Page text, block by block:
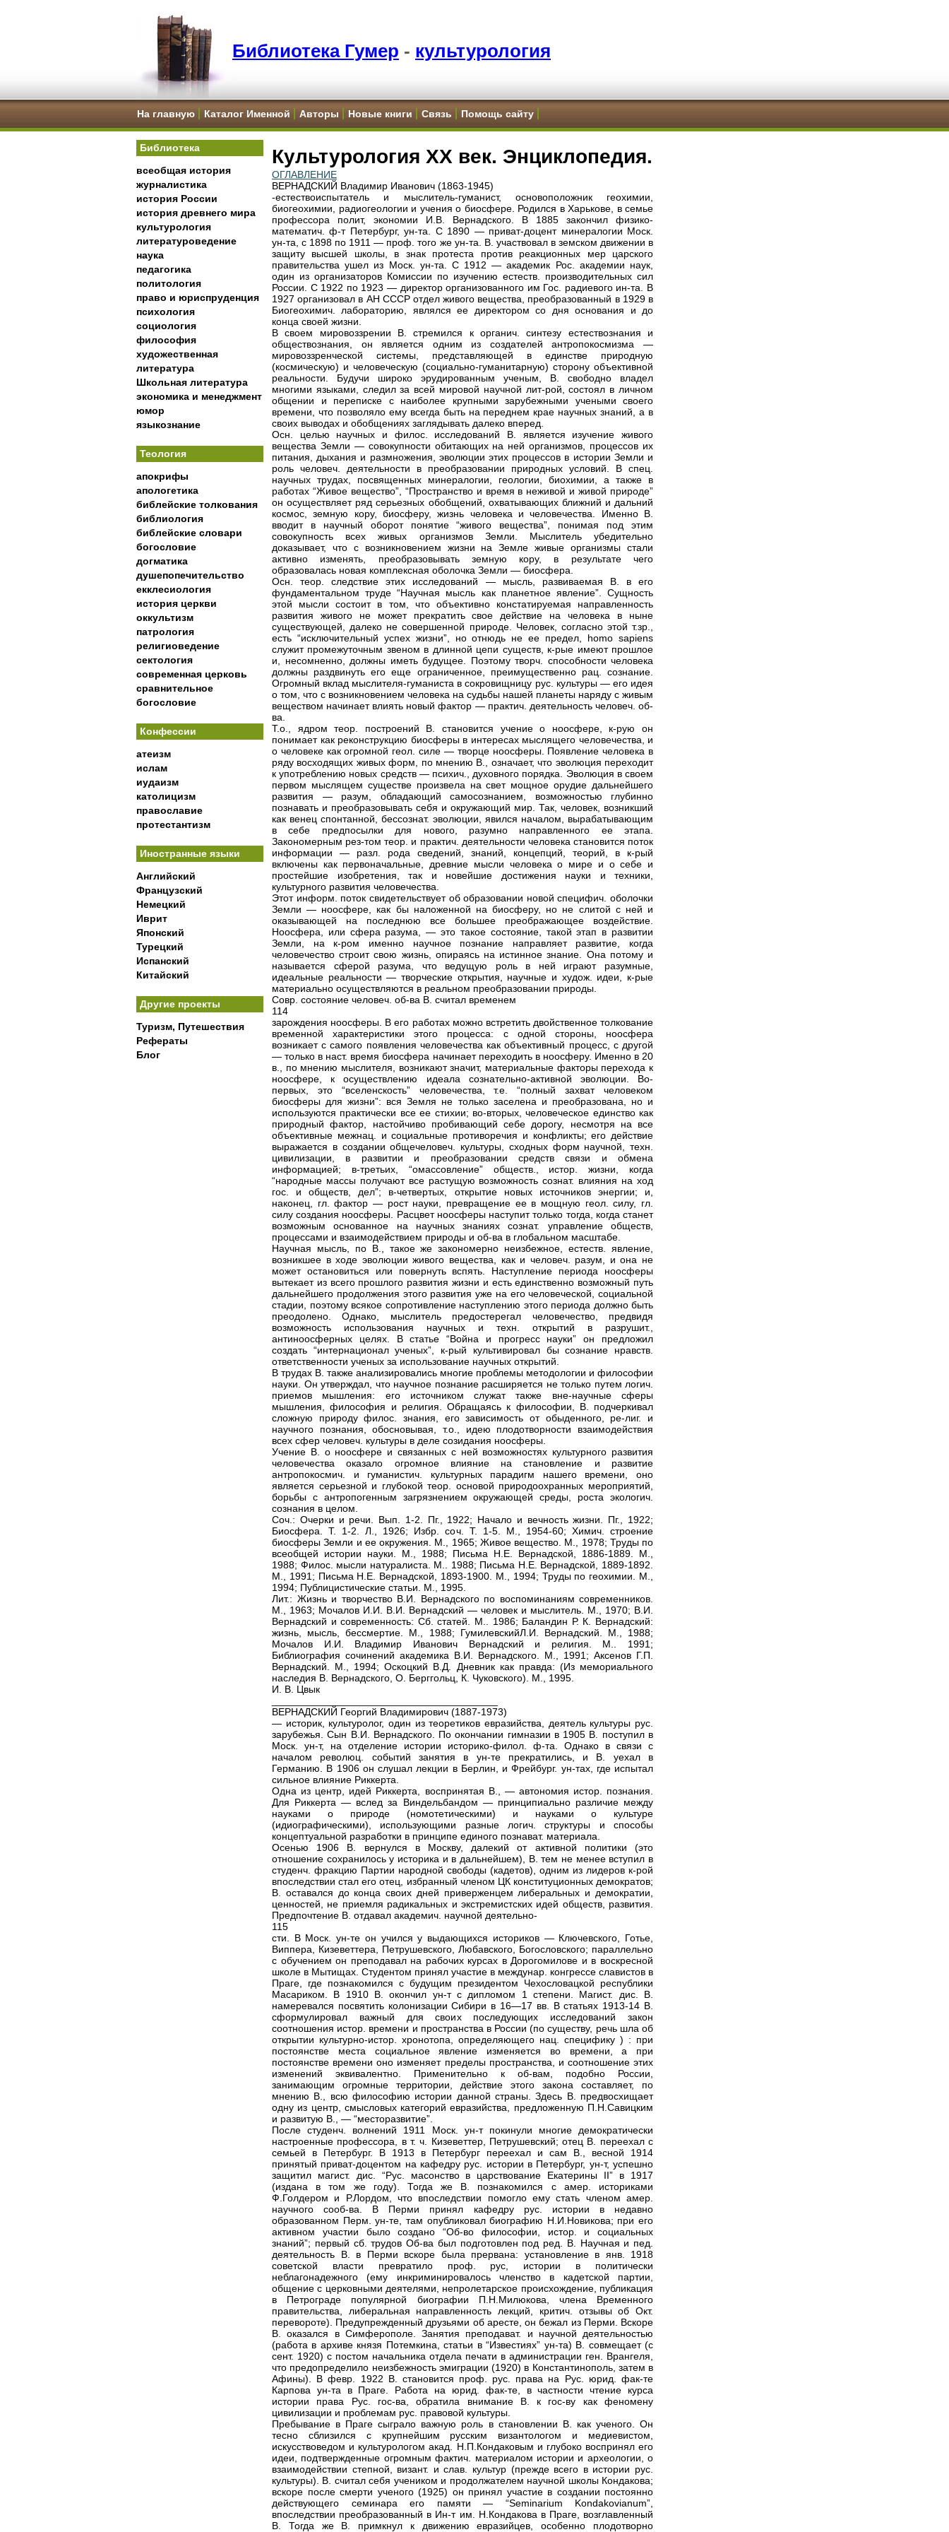
Библиотека Гумер - культурология
На главную Каталог Именной Авторы Новые книги Связь Помощь сайту
Библиотека
всеобщая история
журналистика
история России
история древнего мира
культурология
литературоведение
наука
педагогика
политология
право и юриспруденция
психология
социология
философия
художественная
литература
Школьная литература
экономика и менеджмент
юмор
языкознание
Теология
апокрифы
апологетика
библейские толкования
библиология
библейские словари
богословие
догматика
душепопечительство
екклесиология
история церкви
оккультизм
патрология
религиоведение
сектология
современная церковь
сравнительное
богословие
Конфессии
атеизм
ислам
иудаизм
католицизм
православие
протестантизм
Иностранные языки
Английский
Французский
Немецкий
Иврит
Японский
Турецкий
Испанский
Китайский
Другие проекты
Туризм, Путешествия
Рефераты
Блог
Культурология XX век. Энциклопедия.
ОГЛАВЛЕНИЕ
ВЕРНАДСКИЙ Владимир Иванович (1863-1945)
-естествоиспытатель и мыслитель-гуманист, основоположник геохимии,
биогеохимии, радиогеологии и учения о биосфере. Родился в Харькове, в семье
профессора полит, экономии И.В. Вернадского. В 1885 закончил физико-
математич. ф-т Петербург, ун-та. С 1890 — приват-доцент минералогии Моск.
ун-та, с 1898 по 1911 — проф. того же ун-та. В. участвовал в земском движении в
защиту высшей школы, в знак протеста против реакционных мер царского
правительства ушел из Моск. ун-та. С 1912 — академик Рос. академии наук,
один из организаторов Комиссии по изучению естеств. производительных сил
России. С 1922 по 1923 — директор организованного им Гос. радиевого ин-та. В
1927 организовал в АН СССР отдел живого вещества, преобразованный в 1929 в
Биогеохимич. лабораторию, являлся ее директором со дня основания и до
конца своей жизни.
В своем мировоззрении В. стремился к органич. синтезу естествознания и
обществознания, он является одним из создателей антропокосмизма —
мировоззренческой системы, представляющей в единстве природную
(космическую) и человеческую (социально-гуманитарную) сторону объективной
реальности. Будучи широко эрудированным ученым, В. свободно владел
многими языками, следил за всей мировой научной лит-рой, состоял в личном
общении и переписке с наиболее крупными зарубежными учеными своего
времени, что позволяло ему всегда быть на переднем крае научных знаний, а в
своих выводах и обобщениях заглядывать далеко вперед.
Осн. целью научных и филос. исследований В. является изучение живого
вещества Земли — совокупности обитающих на ней организмов, процессов их
питания, дыхания и размножения, эволюции этих процессов в истории Земли и
роль человеч. деятельности в преобразовании природных условий. В спец.
научных трудах, посвященных минералогии, геологии, биохимии, а также в
работах “Живое вещество”, “Пространство и время в неживой и живой природе”
он осуществляет ряд серьезных обобщений, охватывающих ближний и дальний
космос, земную кору, биосферу, жизнь человека и человечества. Именно В.
вводит в научный оборот понятие “живого вещества”, понимая под этим
совокупность всех живых организмов Земли. Мыслитель убедительно
доказывает, что с возникновением жизни на Земле живые организмы стали
активно изменять, преобразовывать земную кору, в результате чего
образовалась новая комплексная оболочка Земли — биосфера.
Осн. теор. следствие этих исследований — мысль, развиваемая В. в его
фундаментальном труде “Научная мысль как планетное явление”. Сущность
этой мысли состоит в том, что объективно констатируемая направленность
развития живого не может прекратить свое действие на человека в ныне
существующей, далеко не совершенной природе. Человек, согласно этой т.зр.,
есть “исключительный успех жизни”, но отнюдь не ее предел, homo sapiens
служит промежуточным звеном в длинной цепи существ, к-рые имеют прошлое
и, несомненно, должны иметь будущее. Поэтому творч. способности человека
должны раздвинуть его еще ограниченное, преимущественно рац. сознание.
Огромный вклад мыслителя-гуманиста в сокровищницу рус. культуры — его идея
о том, что с возникновением человека на судьбы нашей планеты наряду с живым
веществом начинает влиять новый фактор — практич. деятельность человеч. об-
ва.
Т.о., ядром теор. построений В. становится учение о ноосфере, к-рую он
понимает как реконструкцию биосферы в интересах мыслящего человечества, и
о человеке как огромной геол. силе — творце ноосферы. Появление человека в
ряду восходящих живых форм, по мнению В., означает, что эволюция переходит
к употреблению новых средств — психич., духовного порядка. Эволюция в своем
первом мыслящем существе произвела на свет мощное орудие дальнейшего
развития — разум, обладающий самосознанием, возможностью глубинно
познавать и преобразовывать себя и окружающий мир. Так, человек, возникший
как венец спонтанной, бессознат. эволюции, явился началом, вырабатывающим
в себе предпосылки для нового, разумно направленного ее этапа.
Закономерным рез-том теор. и практич. деятельности человека становится поток
информации — разл. рода сведений, знаний, концепций, теорий, в к-рый
включены как первоначальные, древние мысли человека о мире и о себе и
простейшие изобретения, так и новейшие достижения науки и техники,
культурного развития человечества.
Этот информ. поток свидетельствует об образовании новой специфич. оболочки
Земли — ноосфере, как бы наложенной на биосферу, но не слитой с ней и
оказывающей на последнюю все большее преображающее воздействие.
Ноосфера, или сфера разума, — это такое состояние, такой этап в развитии
Земли, на к-ром именно научное познание направляет развитие, когда
человечество строит свою жизнь, опираясь на истинное знание. Она потому и
называется сферой разума, что ведущую роль в ней играют разумные,
идеальные реальности — творческие открытия, научные и худож. идеи, к-рые
материально осуществляются в реальном преобразовании природы.
Совр. состояние человеч. об-ва В. считал временем
114
зарождения ноосферы. В его работах можно встретить двойственное толкование
временной характеристики этого процесса: с одной стороны, ноосфера
возникает с самого появления человечества как объективный процесс, с другой
— только в наст. время биосфера начинает переходить в ноосферу. Именно в 20
в., по мнению мыслителя, возникают значит, материальные факторы перехода к
ноосфере, к осуществлению идеала сознательно-активной эволюции. Во-
первых, это “вселенскость” человечества, т.е. “полный захват человеком
биосферы для жизни”: вся Земля не только заселена и преобразована, но и
используются практически все ее стихии; во-вторых, человеческое единство как
природный фактор, настойчиво пробивающий себе дорогу, несмотря на все
объективные межнац. и социальные противоречия и конфликты; его действие
выражается в создании общечеловеч. культуры, сходных форм научной, техн.
цивилизации, в развитии и преобразовании средств связи и обмена
информацией; в-третьих, “омассовление” обществ., истор. жизни, когда
“народные массы получают все растущую возможность сознат. влияния на ход
гос. и обществ, дел”; в-четвертых, открытие новых источников энергии; и,
наконец, гл. фактор — рост науки, превращение ее в мощную геол. силу, гл.
силу создания ноосферы. Расцвет ноосферы наступит только тогда, когда станет
возможным основанное на научных знаниях сознат. управление обществ,
процессами и взаимодействием природы и об-ва в глобальном масштабе.
Научная мысль, по В., такое же закономерно неизбежное, естеств. явление,
возникшее в ходе эволюции живого вещества, как и человеч. разум, и она не
может остановиться или повернуть вспять. Наступление периода ноосферы
вытекает из всего прошлого развития жизни и есть единственно возможный путь
дальнейшего продолжения этого развития уже на его человеческой, социальной
стадии, поэтому всякое сопротивление наступлению этого периода должно быть
преодолено. Однако, мыслитель предостерегал человечество, предвидя
возможность использования научных и техн. открытий в разрушит.,
антиноосферных целях. В статье “Война и прогресс науки” он предложил
создать “интернационал ученых”, к-рый культивировал бы сознание нравств.
ответственности ученых за использование научных открытий.
В трудах В. также анализировались многие проблемы методологии и философии
науки. Он утверждал, что научное познание расширяется не только путем логич.
приемов мышления: его источником служат также вне-научные сферы
мышления, философия и религия. Обращаясь к философии, В. подчеркивал
сложную природу филос. знания, его зависимость от обыденного, ре-лиг. и
научного познания, обосновывая, т.о., идею плодотворности взаимодействия
всех сфер человеч. культуры в деле созидания ноосферы.
Учение В. о ноосфере и связанных с ней возможностях культурного развития
человечества оказало огромное влияние на становление и развитие
антропокосмич. и гуманистич. культурных парадигм нашего времени, оно
является серьезной и глубокой теор. основой природоохранных мероприятий,
борьбы с антропогенным загрязнением окружающей среды, роста экологич.
сознания в целом.
Соч.: Очерки и речи. Вып. 1-2. Пг., 1922; Начало и вечность жизни. Пг., 1922;
Биосфера. Т. 1-2. Л., 1926; Избр. соч. Т. 1-5. М., 1954-60; Химич. строение
биосферы Земли и ее окружения. М., 1965; Живое вещество. М., 1978; Труды по
всеобщей истории науки. М., 1988; Письма Н.Е. Вернадской, 1886-1889. М.,
1988; Филос. мысли натуралиста. М.. 1988; Письма Н.Е. Вернадской, 1889-1892.
М., 1991; Письма Н.Е. Вернадской, 1893-1900. М., 1994; Труды по геохимии. М.,
1994; Публицистические статьи. М., 1995.
Лит.: Жизнь и творчество В.И. Вернадского по воспоминаниям современников.
М., 1963; Мочалов И.И. В.И. Вернадский — человек и мыслитель. М., 1970; В.И.
Вернадский и современность: Сб. статей. М.. 1986; Баландин Р. К. Вернадский:
жизнь, мысль, бессмертие. М., 1988; ГумилевскийЛ.И. Вернадский. М., 1988;
Мочалов И.И. Владимир Иванович Вернадский и религия. М.. 1991;
Библиография сочинений академика В.И. Вернадского. М., 1991; Аксенов Г.П.
Вернадский. М., 1994; Оскоцкий В.Д. Дневник как правда: (Из мемориального
наследия В. Вернадского, О. Берггольц, К. Чуковского). М., 1995.
И. В. Цвык
ВЕРНАДСКИЙ Георгий Владимирович (1887-1973)
— историк, культуролог, один из теоретиков евразийства, деятель культуры рус.
зарубежья. Сын В.И. Вернадского. По окончании гимназии в 1905 В. поступил в
Моск. ун-т, на отделение истории историко-филол. ф-та. Однако в связи с
началом революц. событий занятия в ун-те прекратились, и В. уехал в
Германию. В 1906 он слушал лекции в Берлин, и Фрейбург. ун-тах, где испытал
сильное влияние Риккерта.
Одна из центр, идей Риккерта, воспринятая В., — автономия истор. познания.
Для Риккерта — вслед за Виндельбандом — принципиально различие между
науками о природе (номотетическими) и науками о культуре
(идиографическими), использующими разные логич. структуры и способы
концептуальной разработки в принципе единого познават. материала.
Осенью 1906 В. вернулся в Москву, далекий от активной политики (это
отношение сохранилось у историка и в дальнейшем), В. тем не менее вступил в
студенч. фракцию Партии народной свободы (кадетов), одним из лидеров к-рой
впоследствии стал его отец, избранный членом ЦК конституционных демократов;
В. оставался до конца своих дней приверженцем либеральных и демократии,
ценностей, не приемля радикальных и экстремистских идей обществ, развития.
Предпочтение В. отдавал академич. научной деятельно-
115
сти. В Моск. ун-те он учился у выдающихся историков — Ключевского, Готье,
Виппера, Кизеветтера, Петрушевского, Любавского, Богословского; параллельно
с обучением он преподавал на рабочих курсах в Дорогомилове и в воскресной
школе в Мытищах. Студентом принял участие в междунар. конгрессе славистов в
Праге, где познакомился с будущим президентом Чехословацкой республики
Масариком. В 1910 В. окончил ун-т с дипломом 1 степени. Магист. дис. В.
намеревался посвятить колонизации Сибири в 16—17 вв. В статьях 1913-14 В.
сформулировал важный для своих последующих исследований закон
соотношения истор. времени и пространства в России (по существу, речь шла об
открытии культурно-истор. хронотопа, определяющего нац. специфику ) : при
постоянстве места социальное явление изменяется во времени, а при
постоянстве времени оно изменяет пределы пространства, и соотношение этих
изменений эквивалентно. Применительно к об-вам, подобно России,
занимающим огромные территории, действие этого закона составляет, по
мнению В., всю философию истории данной страны. Здесь В. предвосхищает
одну из центр, смысловых категорий евразийства, предложенную П.Н.Савицким
и развитую В., — “месторазвитие”.
После студенч. волнений 1911 Моск. ун-т покинули многие демократически
настроенные профессора, в т. ч. Кизеветтер, Петрушевский; отец В. переехал с
семьей в Петербург. В 1913 в Петербург переехал и сам В., весной 1914
принятый приват-доцентом на кафедру рус. истории в Петербург, ун-т, успешно
защитил магист. дис. “Рус. масонство в царствование Екатерины II” в 1917
(издана в том же году). Тогда же В. познакомился с амер. историками
Ф.Голдером и Р.Лордом, что впоследствии помогло ему стать членом амер.
научного сооб-ва. В Перми принял кафедру рус. истории в недавно
образованном Перм. ун-те, там опубликовал биографию Н.И.Новикова; при его
активном участии было создано “Об-во философии, истор. и социальных
знаний”; первый сб. трудов Об-ва был подготовлен под ред. В. Научная и пед.
деятельность В. в Перми вскоре была прервана: установление в янв. 1918
советской власти превратило проф. рус, истории в политически
неблагонадежного (ему инкриминировалось членство в кадетской партии,
общение с церковными деятелями, непролетарское происхождение, публикация
в Петрограде популярной биографии П.Н.Милюкова, члена Временного
правительства, либеральная направленность лекций, критич. отзывы об Окт.
перевороте). Предупрежденный друзьями об аресте, он бежал из Перми. Вскоре
В. оказался в Симферополе. Занятия преподават. и научной деятельностью
(работа в архиве князя Потемкина, статьи в “Известиях” ун-та) В. совмещает (с
сент. 1920) с постом начальника отдела печати в администрации ген. Врангеля,
что предопределило неизбежность эмиграции (1920) в Константинополь, затем в
Афины). В февр. 1922 В. становится проф. рус. права на Рус. юрид. фак-те
Карпова ун-та в Праге. Работа на юрид. фак-те, в частности чтение курса
истории права Рус. гос-ва, обратила внимание В. к гос-ву как феномену
цивилизации и проблемам рус. правовой культуры.
Пребывание в Праге сыграло важную роль в становлении В. как ученого. Он
тесно сблизился с крупнейшим русским византологом и медиевистом,
искусствоведом и культурологом акад. Н.П.Кондаковым и глубоко воспринял его
идеи, подтвержденные огромным фактич. материалом истории и археологии, о
взаимодействии степной, визант. и слав. культур (прежде всего в истории рус.
культуры). В. считал себя учеником и продолжателем научной школы Кондакова;
вскоре после смерти ученого (1925) он принял участие в создании постоянно
действующего семинара его памяти — “Seminarium Kondakovianum”,
впоследствии преобразованный в Ин-т им. Н.Кондакова в Праге, возглавленный
В. Тогда же В. примкнул к движению евразийцев, особенно плодотворно